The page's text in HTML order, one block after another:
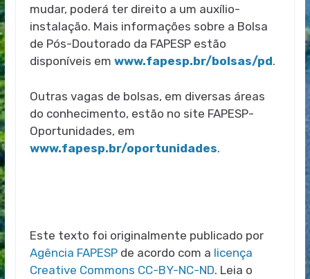
mudar, poderá ter direito a um auxílio-
instalação. Mais informações sobre a Bolsa
de Pós-Doutorado da FAPESP estão
disponíveis em www.fapesp.br/bolsas/pd.
Outras vagas de bolsas, em diversas áreas
do conhecimento, estão no site FAPESP-
Oportunidades, em
www.fapesp.br/oportunidades.
Este texto foi originalmente publicado por
Agência FAPESPde acordo com a licença
Creative Commons CC-BY-NC-ND. Leia o